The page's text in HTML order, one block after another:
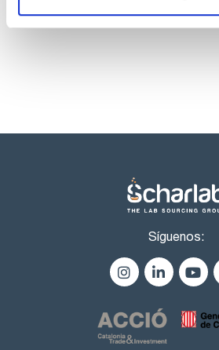
identidad (IR-spectrum): pasa test
densidad(20º/4º): 1,204 - 1,205
listos para una entrega inmediata.
Síguenos: